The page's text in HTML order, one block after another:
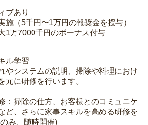
ブあり
施（5千円〜1万円の報奨金を授与）
1万7000千円のボーナス付与
ル学習
やシステムの説明、掃除や料理におけ
元に研修を行います。
：掃除の仕方、お客様とのコミュニケ
ど、さらに家事スキルを高める研修を
み、随時開催)